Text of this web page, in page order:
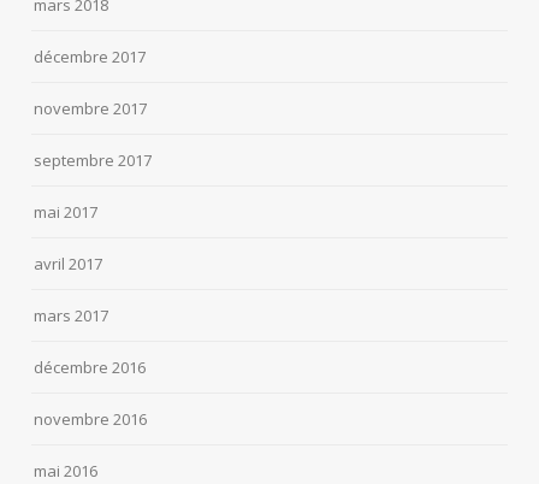
mars 2018
décembre 2017
novembre 2017
septembre 2017
mai 2017
avril 2017
mars 2017
décembre 2016
novembre 2016
mai 2016